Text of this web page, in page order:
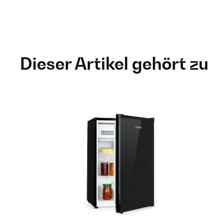
Dieser Artikel gehört zu